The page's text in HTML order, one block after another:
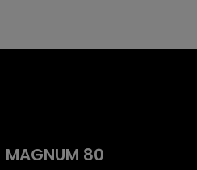
MAGNUM 80